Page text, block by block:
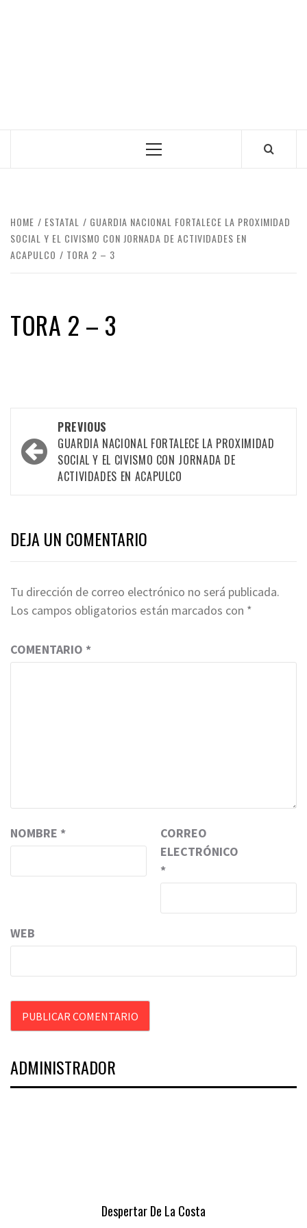
Primary
HOME ESTATAL
GUARDIA NACIONAL FORTALECE LA PROXIMIDAD
SOCIAL Y EL CIVISMO CON JORNADA DE ACTIVIDADES EN
ACAPULCO
TORA 2 – 3
TORA 2 – 3
navigation
PREVIOUS
GUARDIA NACIONAL FORTALECE LA PROXIMIDAD
SOCIAL Y EL CIVISMO CON JORNADA DE
ACTIVIDADES EN ACAPULCO
DEJA UN COMENTARIO
Tu dirección de correo electrónico no será publicada.
Los campos obligatorios están marcados con *
COMENTARIO *
NOMBRE *
CORREO
ELECTRÓNICO
*
WEB
ADMINISTRADOR
Despertar De La Costa